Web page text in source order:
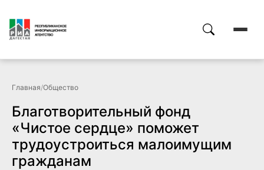
Главная/Общество
Благотворительный фонд
«Чистое сердце» поможет
трудоустроиться малоимущим
гражданам